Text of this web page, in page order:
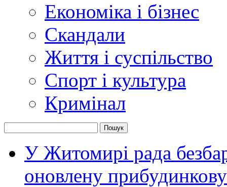
Економіка і бізнес
Скандали
Життя і суспільство
Спорт і культура
Кримінал
У Житомирі рада
оновлену